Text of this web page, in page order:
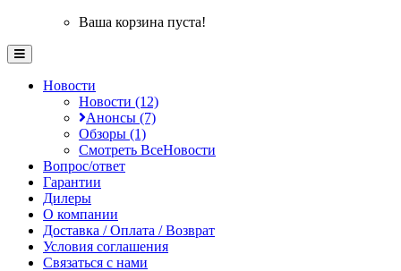
Ваша корзина пуста!
Новости
Новости (12)
Анонсы (7)
Обзоры (1)
Смотреть ВсеНовости
Вопрос/ответ
Гарантии
Дилеры
О компании
Доставка / Оплата / Возврат
Условия соглашения
Связаться с нами